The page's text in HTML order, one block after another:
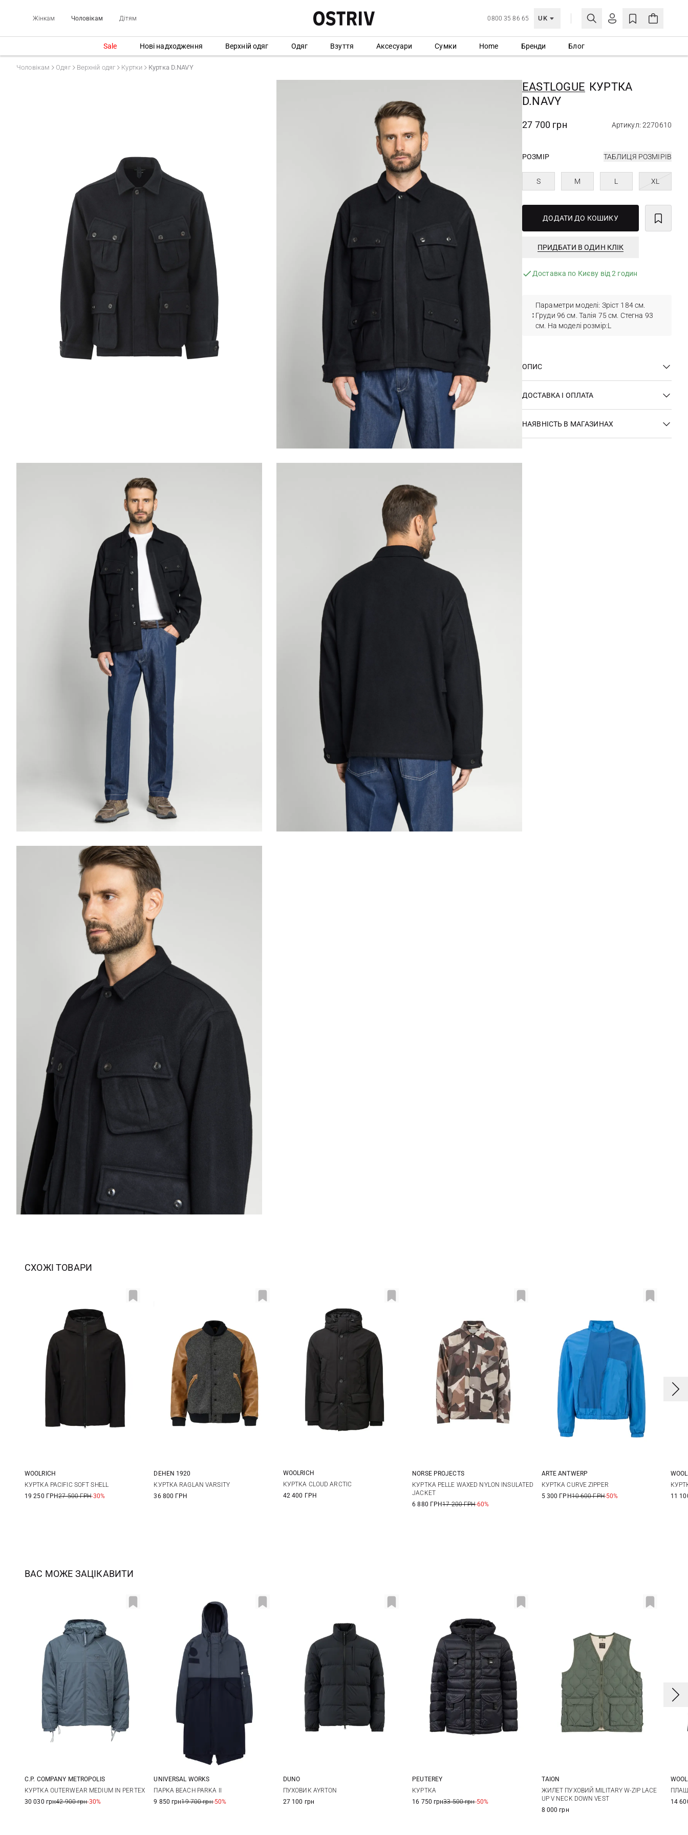
Жінкам Чоловікам Дітям 0800 35 86 65 UK
МОЯ ОБЛІКІВКА
Sale Нові надходження Верхній одяг Одяг Взуття Аксесуари Сумки Home Бренди Блог
Чоловікам Одяг Верхній одяг Куртки Куртка D.NAVY
EASTLOGUE КУРТКА
D.NAVY
27 700 грн Артикул: 2270610
РОЗМІР ТАБЛИЦЯ РОЗМІРІВ
S M L XL
ДОДАТИ ДО КОШИКУ
ПРИДБАТИ В ОДИН КЛІК
Доставка по Києву від 2 годин
Параметри моделі: Зріст 184 см.
Груди 96 см. Талія 75 см. Стегна 93
см. На моделі розмір:L
ОПИС
ДОСТАВКА І ОПЛАТА
НАЯВНІСТЬ В МАГАЗИНАХ
СХОЖІ ТОВАРИ
M L XL
WOOLRICH
КУРТКА PACIFIC SOFT SHELL
19 250 ГРН27 500 ГРН-30%
M L XL
DEHEN 1920
КУРТКА RAGLAN VARSITY
36 800 ГРН
M L
WOOLRICH
КУРТКА CLOUD ARCTIC
42 400 ГРН
M L XL XXL
NORSE PROJECTS
КУРТКА PELLE WAXED NYLON INSULATED
JACKET
6 880 ГРН17 200 ГРН-60%
XS S
ARTE ANTWERP
КУРТКА CURVE ZIPPER
5 300 ГРН10 600 ГРН-50%
M
11
ВАС МОЖЕ ЗАЦІКАВИТИ
M L XL
C.P. COMPANY METROPOLIS
КУРТКА OUTERWEAR MEDIUM IN PERTEX
30 030 грн42 900 грн-30%
M L
UNIVERSAL WORKS
ПАРКА BEACH PARKA II
9 850 грн19 700 грн-50%
48 50
DUNO
ПУХОВИК AYRTON
27 100 грн
M
PEUTEREY
КУРТКА
16 750 грн33 500 грн-50%
S M L XL
XXL
TAION
ЖИЛЕТ ПУХОВИЙ MILITARY W-ZIP LACE
UP V NECK DOWN VEST
8 000 грн
L
ПЛАЩ
14